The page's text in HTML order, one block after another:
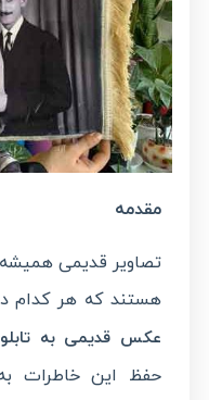
مقدمه
تصاویر قدیمی
هستند که هر کدام
عکس قدیمی به
حفظ این خاطرات